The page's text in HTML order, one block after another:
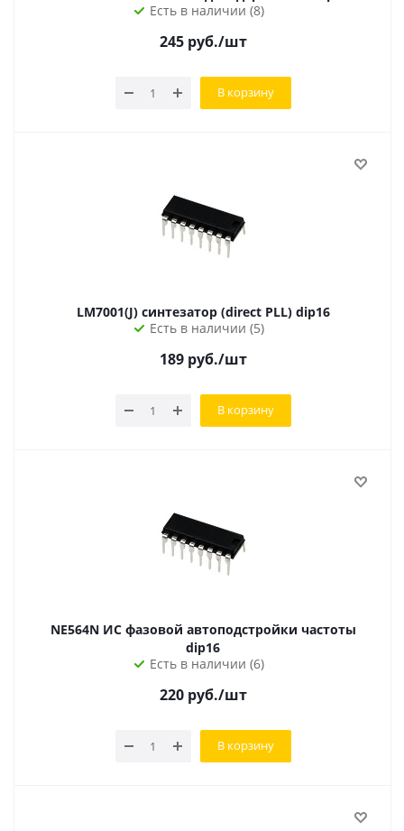
Есть в наличии (8)
245руб./шт
В корзину
LM7001(J) синтезатор (direct PLL) dip16
Есть в наличии (5)
189руб./шт
В корзину
NE564N ИС фазовой автоподстройки частоты
dip16
Есть в наличии (6)
220руб./шт
В корзину